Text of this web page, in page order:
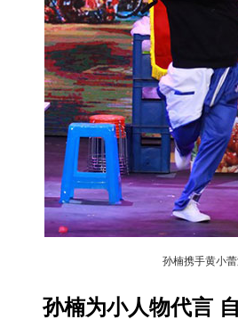
孙楠携手黄小
孙楠为小人物代言